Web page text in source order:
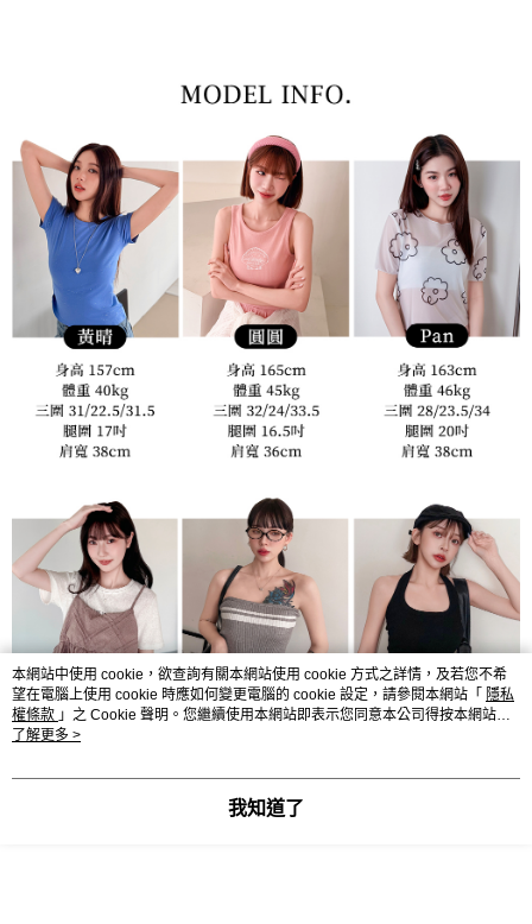
本網站中使用 cookie，欲查詢有關本網站使用 cookie 方式之詳情，及若您不希
望在電腦上使用 cookie 時應如何變更電腦的 cookie 設定，請參閱本網站「 隱私
權條款 」之 Cookie 聲明。您繼續使用本網站即表示您同意本公司得按本網站使
用條款之 Cookie 聲明使用 cookie。
了解更多 >
我知道了